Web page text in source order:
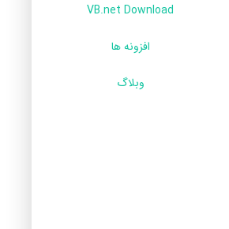
VB.net Download
افزونه ها
وبلاگ